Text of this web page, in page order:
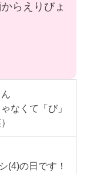
らえりびょ
ゃなくて「び」
(4)の日です！